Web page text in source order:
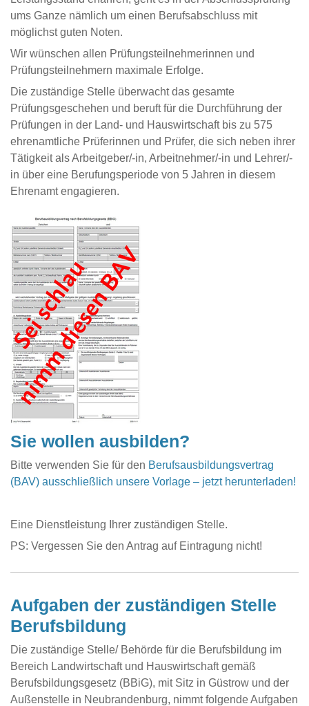
ums Ganze nämlich um einen Berufsabschluss mit
möglichst guten Noten.
Wir wünschen allen Prüfungsteilnehmerinnen und
Prüfungsteilnehmern maximale Erfolge.
Die zuständige Stelle überwacht das gesamte
Prüfungsgeschehen und beruft für die Durchführung der
Prüfungen in der Land- und Hauswirtschaft bis zu 575
ehrenamtliche Prüferinnen und Prüfer, die sich neben ihrer
Tätigkeit als Arbeitgeber/-in, Arbeitnehmer/-in und Lehrer/-
in über eine Berufungsperiode von 5 Jahren in diesem
Ehrenamt engagieren.
Sie wollen ausbilden?
Bitte verwenden Sie für den Berufsausbildungsvertrag
(BAV) ausschließlich unsere Vorlage – jetzt herunterladen!
Eine Dienstleistung Ihrer zuständigen Stelle.
PS: Vergessen Sie den Antrag auf Eintragung nicht!
Aufgaben der zuständigen Stelle
Berufsbildung
Die zuständige Stelle/ Behörde für die Berufsbildung im
Bereich Landwirtschaft und Hauswirtschaft gemäß
Berufsbildungsgesetz (BBiG), mit Sitz in Güstrow und der
Außenstelle in Neubrandenburg, nimmt folgende Aufgaben